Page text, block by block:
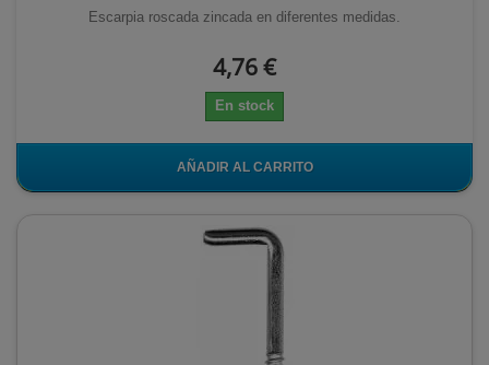
Escarpia roscada zincada en diferentes medidas.
4,76 €
En stock
AÑADIR AL CARRITO